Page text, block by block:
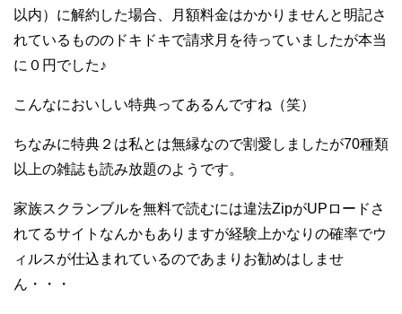
以内）に解約した場合、月額料金はかかりませんと明記さ
れているもののドキドキで請求月を待っていましたが本当
に０円でした♪
こんなにおいしい特典ってあるんですね（笑）
ちなみに特典２は私とは無縁なので割愛しましたが70種類
以上の雑誌も読み放題のようです。
家族スクランブルを無料で読むには違法ZipがUPロードさ
れてるサイトなんかもありますが経験上かなりの確率でウ
ィルスが仕込まれているのであまりお勧めはしませ
ん・・・